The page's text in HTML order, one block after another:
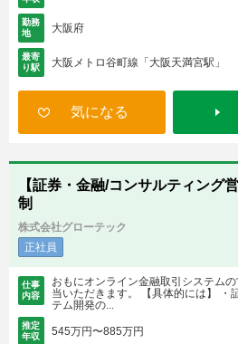
勤務
地
大阪府
最寄
り駅
大阪メトロ谷町線「大阪天満宮駅」
気になる
【証券・金融/コンサルティング
制
株式会社グローテック
正社員
仕事
内容
おもにオンライン金融取引システム
当いただきます。 【具体的には】 ・
テム開発の...
推定
年収
545万円〜885万円